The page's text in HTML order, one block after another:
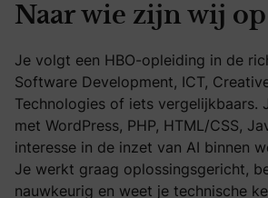
Naar wie zijn wij op
Je volgt een HBO-opleiding in de
Software Development, ICT,
Technologies of iets vergelijkbaars.
met WordPress, PHP, HTML/CSS,
interesse in de inzet van AI binnen
Je werkt graag oplossingsgericht,
nauwkeurig en weet je technische